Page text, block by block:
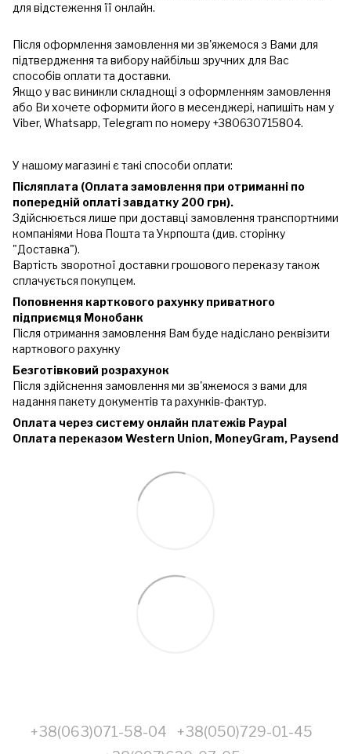
для відстеження її онлайн.
Після оформлення замовлення ми зв'яжемося з Вами для
підтвердження та вибору найбільш зручних для Вас
способів оплати та доставки.
Якщо у вас виникли складнощі з оформленням замовлення
або Ви хочете оформити його в месенджері, напишіть нам у
Viber, Whatsapp, Telegram по номеру +380630715804.
У нашому магазині є такі способи оплати:
Післяплата (Оплата замовлення при отриманні по
попередній оплаті завдатку 200 грн).
Здійснюється лише при доставці замовлення транспортними
компаніями Нова Пошта та Укрпошта (див. сторінку
"Доставка").
Вартість зворотної доставки грошового переказу також
сплачується покупцем.
Поповнення карткового рахунку приватного
підприємця Монобанк
Після отримання замовлення Вам буде надіслано реквізити
карткового рахунку
Безготівковий розрахунок
Після здійснення замовлення ми зв'яжемося з вами для
надання пакету документів та рахунків-фактур.
Оплата через систему онлайн платежів Paypal
Оплата переказом Western Union, MoneyGram, Paysend
+38(063)071-58-04
+38(050)729-01-45